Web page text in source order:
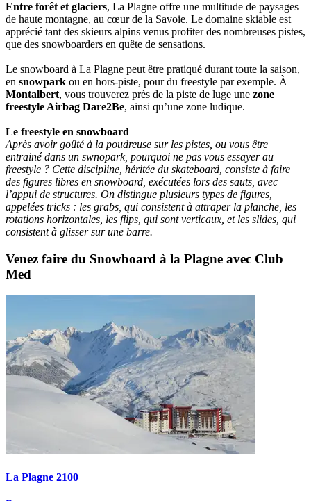
Entre forêt et glaciers, La Plagne offre une multitude de paysages
de haute montagne, au cœur de la Savoie. Le domaine skiable est
apprécié tant des skieurs alpins venus profiter des nombreuses pistes,
que des snowboarders en quête de sensations.
Le snowboard à La Plagne peut être pratiqué durant toute la saison,
en snowpark ou en hors-piste, pour du freestyle par exemple. À
Montalbert, vous trouverez près de la piste de luge une zone
freestyle Airbag Dare2Be, ainsi qu’une zone ludique.
Le freestyle en snowboard
Après avoir goûté à la poudreuse sur les pistes, ou vous être
entrainé dans un swnopark, pourquoi ne pas vous essayer au
freestyle ? Cette discipline, héritée du skateboard, consiste à faire
des figures libres en snowboard, exécutées lors des sauts, avec
l’appui de structures. On distingue plusieurs types de figures,
appelées tricks : les grabs, qui consistent à attraper la planche, les
rotations horizontales, les flips, qui sont verticaux, et les slides, qui
consistent à glisser sur une barre.
Venez faire du Snowboard à la Plagne avec Club
Med
La Plagne 2100